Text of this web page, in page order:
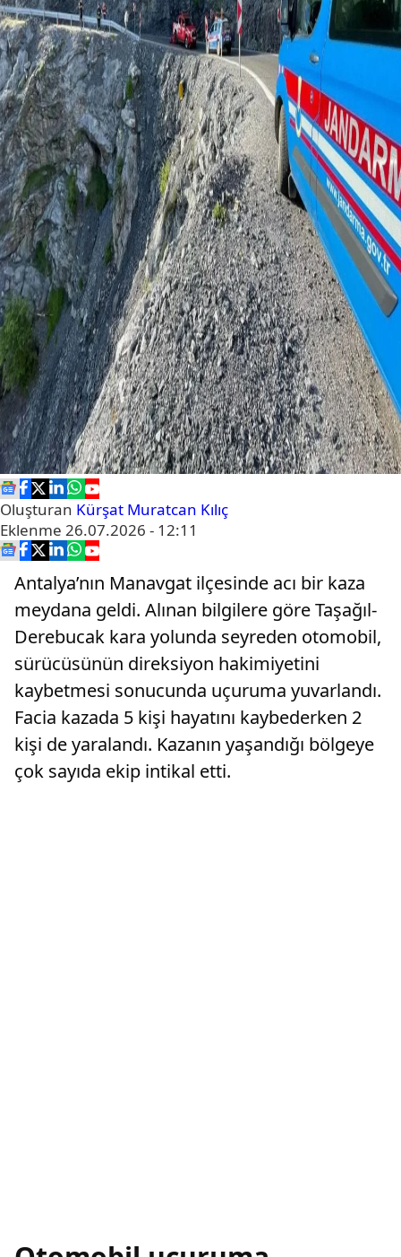
Oluşturan Kürşat Muratcan Kılıç
Eklenme 26.07.2026 - 12:11
Antalya’nın Manavgat ilçesinde acı bir kaza
meydana geldi. Alınan bilgilere göre Taşağıl-
Derebucak kara yolunda seyreden otomobil,
sürücüsünün direksiyon hakimiyetini
kaybetmesi sonucunda uçuruma yuvarlandı.
Facia kazada 5 kişi hayatını kaybederken 2
kişi de yaralandı. Kazanın yaşandığı bölgeye
çok sayıda ekip intikal etti.